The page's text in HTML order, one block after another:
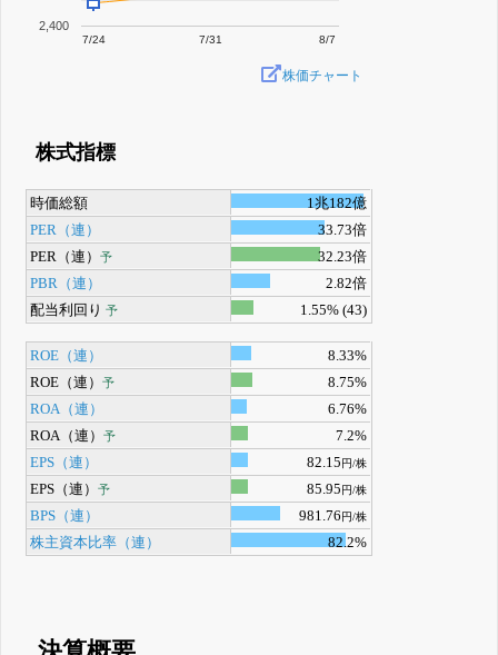
7/24 7/31 8/7
2,400
株価チャート
株式指標
時価総額
1兆182億
PER（連）
33.73倍
PER（連）予
32.23倍
PBR（連）
2.82倍
配当利回り 予 1.55% (43)
ROE（連）
8.33%
ROE（連）予
8.75%
ROA（連）
6.76%
ROA（連）予
7.2%
EPS（連）
82.15円/株
EPS（連）予 85.95円/株
BPS（連） 981.76円/株
株主資本比率（連） 82.2%